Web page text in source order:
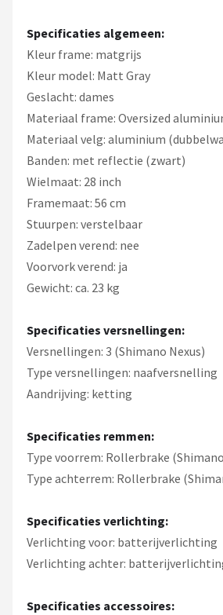
Specificaties algemeen:
Kleur frame: matgrijs
Kleur model: Matt Gray
Geslacht: dames
Materiaal frame: Oversized
Materiaal velg: aluminium
Banden: met reflectie (zwart)
Wielmaat: 28 inch
Framemaat: 56 cm
Stuurpen: verstelbaar
Zadelpen verend: nee
Voorvork verend: ja
Gewicht: ca. 23 kg
Specificaties versnellingen:
Versnellingen: 3 (Shimano Nexus)
Type versnellingen: naafversnelling
Aandrijving: ketting
Specificaties remmen:
Type voorrem: Rollerbrake
Type achterrem: Rollerbrake
Specificaties verlichting:
Verlichting voor: batterijverlichting
Verlichting achter:
Specificaties accessoires: